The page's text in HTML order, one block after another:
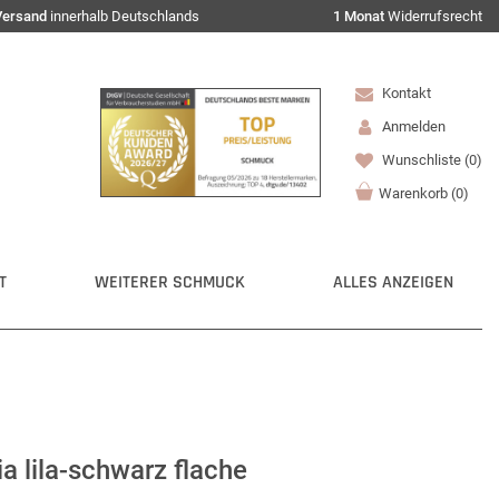
innerhalb Deutschlands 1 Monat Widerrufsrecht
Kontakt
Anmelden
Wunschliste (0)
Warenkorb (0)
WEITERER SCHMUCK ALLES ANZEIGEN
lila-schwarz flache